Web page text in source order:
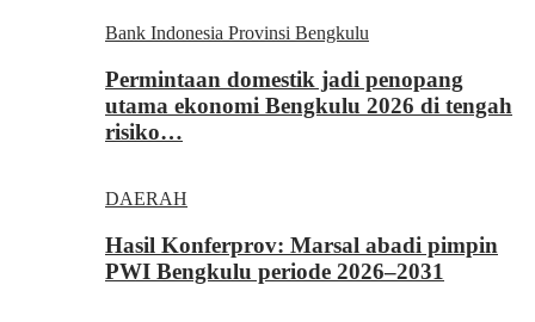
Bank Indonesia Provinsi Bengkulu
Permintaan domestik jadi penopang
utama ekonomi Bengkulu 2026 di tengah
risiko…
DAERAH
Hasil Konferprov: Marsal abadi pimpin
PWI Bengkulu periode 2026–2031